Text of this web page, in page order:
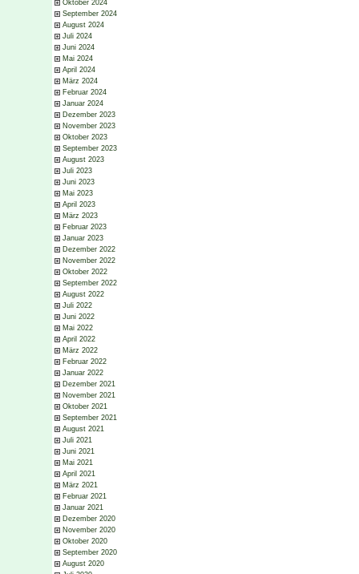
Oktober 2024
September 2024
August 2024
Juli 2024
Juni 2024
Mai 2024
April 2024
März 2024
Februar 2024
Januar 2024
Dezember 2023
November 2023
Oktober 2023
September 2023
August 2023
Juli 2023
Juni 2023
Mai 2023
April 2023
März 2023
Februar 2023
Januar 2023
Dezember 2022
November 2022
Oktober 2022
September 2022
August 2022
Juli 2022
Juni 2022
Mai 2022
April 2022
März 2022
Februar 2022
Januar 2022
Dezember 2021
November 2021
Oktober 2021
September 2021
August 2021
Juli 2021
Juni 2021
Mai 2021
April 2021
März 2021
Februar 2021
Januar 2021
Dezember 2020
November 2020
Oktober 2020
September 2020
August 2020